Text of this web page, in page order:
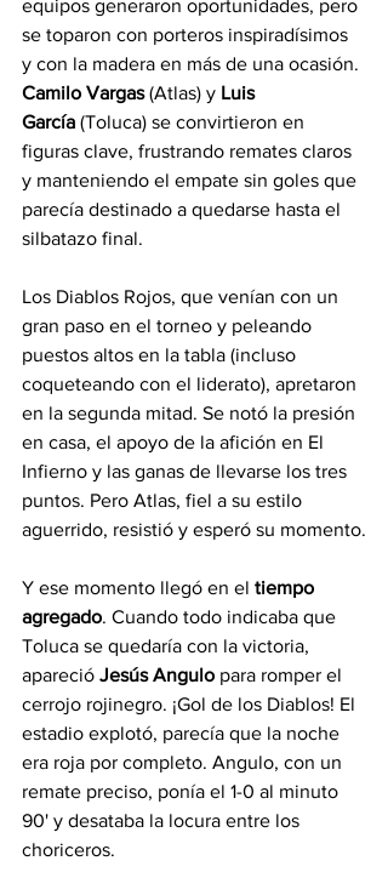
equipos generaron oportunidades, pero
se toparon con porteros inspiradísimos
y con la madera en más de una ocasión.
Camilo Vargas (Atlas) y Luis
García (Toluca) se convirtieron en
figuras clave, frustrando remates claros
y manteniendo el empate sin goles que
parecía destinado a quedarse hasta el
silbatazo final.
Los Diablos Rojos, que venían con un
gran paso en el torneo y peleando
puestos altos en la tabla (incluso
coqueteando con el liderato), apretaron
en la segunda mitad. Se notó la presión
en casa, el apoyo de la afición en El
Infierno y las ganas de llevarse los tres
puntos. Pero Atlas, fiel a su estilo
aguerrido, resistió y esperó su momento.
Y ese momento llegó en el tiempo
agregado. Cuando todo indicaba que
Toluca se quedaría con la victoria,
apareció Jesús Angulo para romper el
cerrojo rojinegro. ¡Gol de los Diablos! El
estadio explotó, parecía que la noche
era roja por completo. Angulo, con un
remate preciso, ponía el 1-0 al minuto
90' y desataba la locura entre los
choriceros.